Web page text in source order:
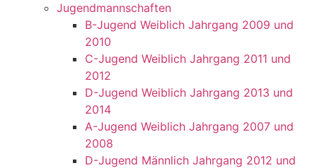
Jugendmannschaften
B-Jugend Weiblich Jahrgang 2009 und
2010
C-Jugend Weiblich Jahrgang 2011 und
2012
D-Jugend Weiblich Jahrgang 2013 und
2014
A-Jugend Weiblich Jahrgang 2007 und
2008
D-Jugend Männlich Jahrgang 2012 und